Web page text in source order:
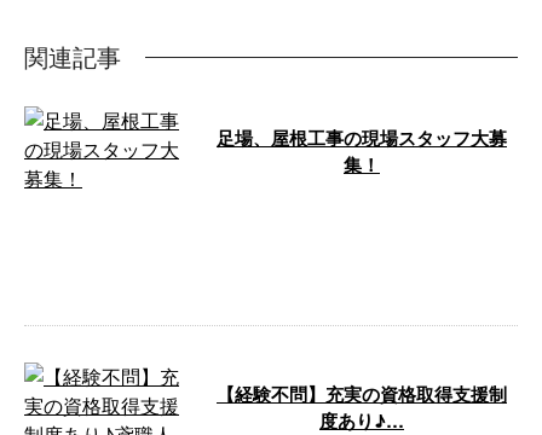
関連記事
足場、屋根工事の現場スタッフ大募
集！
【経験不問】充実の資格取得支援制
度あり♪…